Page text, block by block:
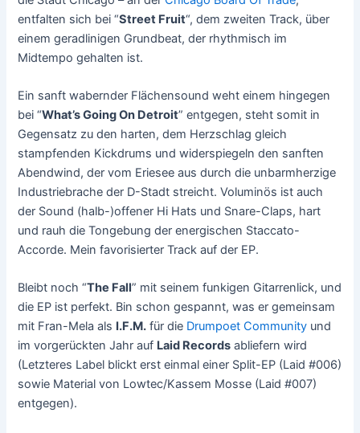
entfalten sich bei “Street Fruit“, dem zweiten Track, über
einem geradlinigen Grundbeat, der rhythmisch im
Midtempo gehalten ist.
Ein sanft wabernder Flächensound weht einem hingegen
bei “What’s Going On Detroit” entgegen, steht somit in
Gegensatz zu den harten, dem Herzschlag gleich
stampfenden Kickdrums und widerspiegeln den sanften
Abendwind, der vom Eriesee aus durch die unbarmherzige
Industriebrache der D-Stadt streicht. Voluminös ist auch
der Sound (halb-)offener Hi Hats und Snare-Claps, hart
und rauh die Tongebung der energischen Staccato-
Accorde. Mein favorisierter Track auf der EP.
Bleibt noch “The Fall” mit seinem funkigen Gitarrenlick, und
die EP ist perfekt. Bin schon gespannt, was er gemeinsam
mit Fran-Mela als I.F.M. für die Drumpoet Community und
im vorgerückten Jahr auf Laid Records abliefern wird
(Letzteres Label blickt erst einmal einer Split-EP (Laid #006)
sowie Material von Lowtec/Kassem Mosse (Laid #007)
entgegen).